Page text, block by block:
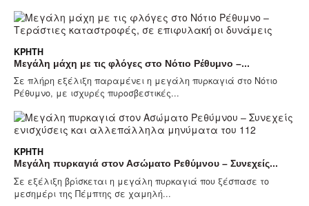
ΚΡΉΤΗ
Μεγάλη μάχη με τις φλόγες στο Νότιο Ρέθυμνο –...
Σε πλήρη εξέλιξη παραμένει η μεγάλη πυρκαγιά στο Νότιο
Ρέθυμνο, με ισχυρές πυροσβεστικές...
ΚΡΉΤΗ
Μεγάλη πυρκαγιά στον Ασώματο Ρεθύμνου – Συνεχείς...
Σε εξέλιξη βρίσκεται η μεγάλη πυρκαγιά που ξέσπασε το
μεσημέρι της Πέμπτης σε χαμηλή...